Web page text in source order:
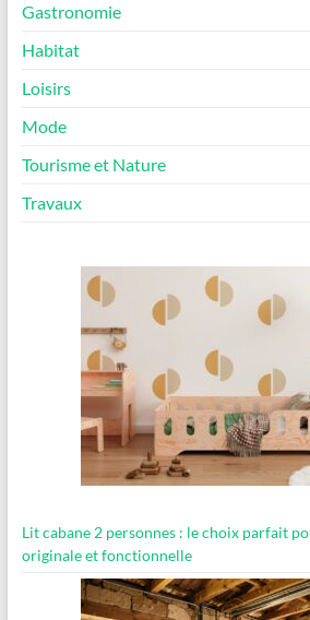
Gastronomie
Habitat
Loisirs
Mode
Tourisme et Nature
Travaux
Lit cabane 2 personnes : le choix parfait
originale et fonctionnelle